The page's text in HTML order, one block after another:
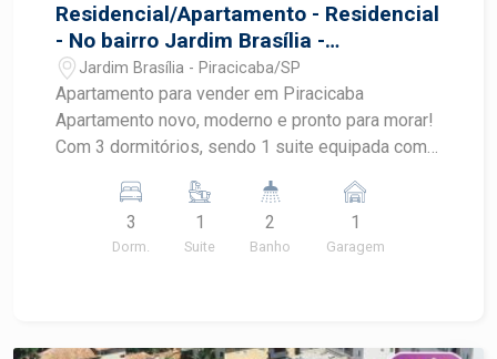
Residencial/Apartamento - Residencial
- No bairro Jardim Brasília -
Residencial Pátio Santa Cecília - 66m2
Jardim Brasília - Piracicaba/SP
Apartamento para vender em Piracicaba
Apartamento novo, moderno e pronto para morar!
Com 3 dormitórios, sendo 1 suite equipada com
dormitorio com ar-condicionado e bancada para
escritório, o imóvel oferece conforto e
praticidade para toda a família. A cozinha é
3
Dorm.
1
Suite
2
Banho
1
Garagem